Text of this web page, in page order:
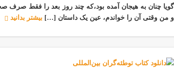
گویا چنان به هیجان آمده بود،که چند روز بعد را فقط صرف
و من وقتی آن را خواندم، عین یک داستان […] بیشتر بدانید